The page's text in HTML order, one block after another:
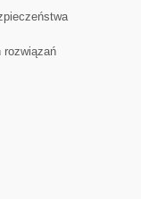
rozwiązań